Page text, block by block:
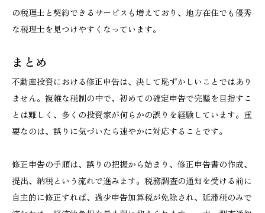
の税理士と契約できるサービスも増えており、地方在住でも優秀
な税理士を見つけやすくなっています。
まとめ
不動産投資における修正申告は、決して恥ずかしいことではあり
ません。複雑な税制の中で、初めての確定申告で完璧を目指すこ
とは難しく、多くの投資家が何らかの誤りを経験しています。重
要なのは、誤りに気づいたら速やかに対応することです。
修正申告の手順は、誤りの把握から始まり、修正申告書の作成、
提出、納税という流れで進みます。税務調査の通知を受ける前に
自主的に修正すれば、過少申告加算税が免除され、延滞税のみで